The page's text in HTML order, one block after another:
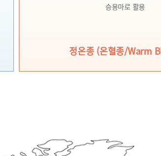
승용마로 활용
정온종 (온혈종/Warm